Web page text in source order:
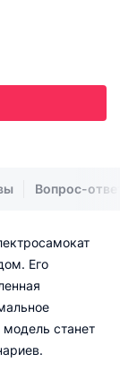
Вопрос-
Его
станет